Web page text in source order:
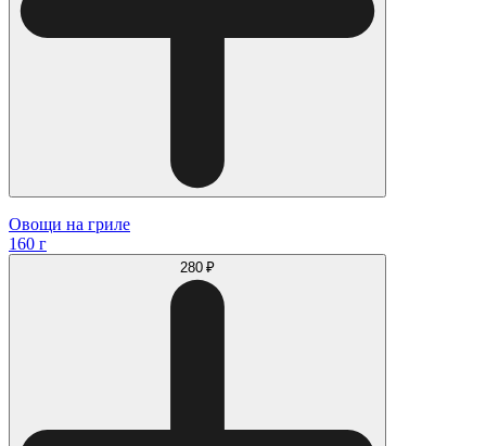
Овощи на гриле
160 г
280 ₽